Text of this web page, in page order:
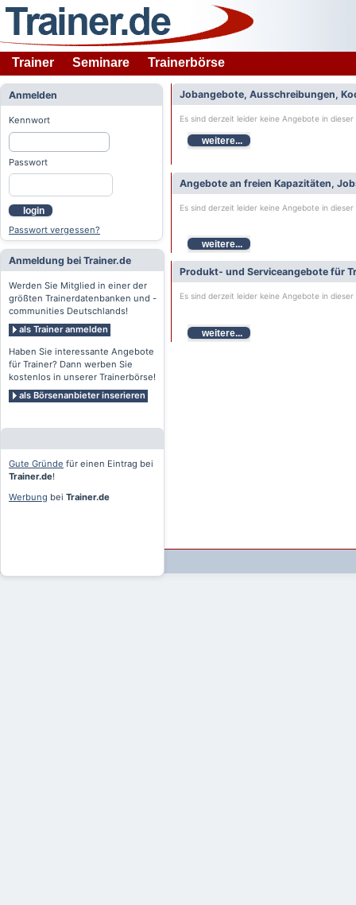
Trainer Seminare Trainerbörse
Anmelden
Kennwort
Passwort
login
Passwort vergessen?
Anmeldung bei Trainer.de
Werden Sie Mitglied in einer der
größten Trainerdatenbanken und -
communities Deutschlands!
als Trainer anmelden
Haben Sie interessante Angebote
für Trainer? Dann werben Sie
kostenlos in unserer Trainerbörse!
als Börsenanbieter inserieren
Gute Gründe für einen Eintrag bei
Trainer.de!
Werbung bei Trainer.de
Jobangebote, Ausschreibungen,
Es sind derzeit leider keine Angebote in
weitere...
Angebote an freien Kapazitäten,
Es sind derzeit leider keine Angebote in
weitere...
Produkt- und Serviceangebote für
Es sind derzeit leider keine Angebote in
weitere...